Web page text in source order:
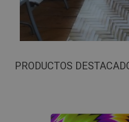
PRODUCTOS